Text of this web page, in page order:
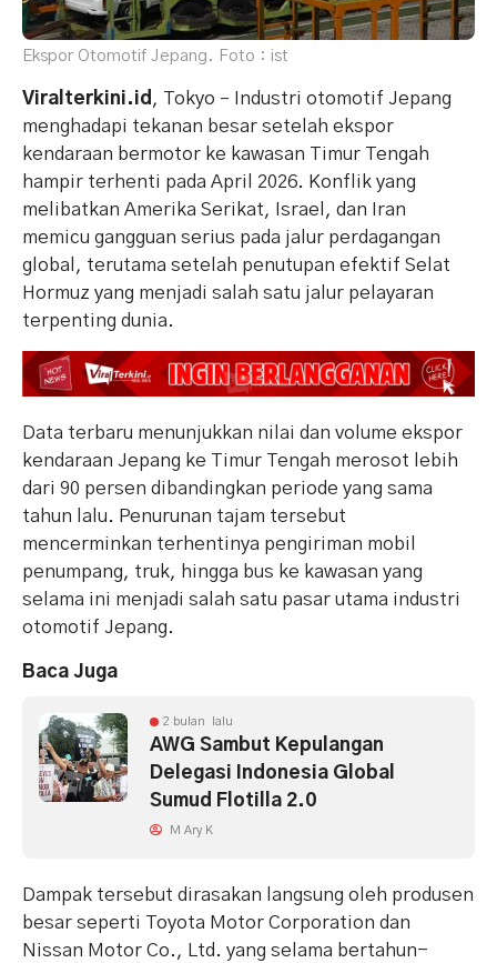
Ekspor Otomotif Jepang. Foto : ist
Viralterkini.id , Tokyo – Industri otomotif Jepang
menghadapi tekanan besar setelah ekspor
kendaraan bermotor ke kawasan Timur Tengah
hampir terhenti pada April 2026. Konflik yang
melibatkan Amerika Serikat, Israel, dan Iran
memicu gangguan serius pada jalur perdagangan
global, terutama setelah penutupan efektif Selat
Hormuz yang menjadi salah satu jalur pelayaran
terpenting dunia.
Data terbaru menunjukkan nilai dan volume ekspor
kendaraan Jepang ke Timur Tengah merosot lebih
dari 90 persen dibandingkan periode yang sama
tahun lalu. Penurunan tajam tersebut
mencerminkan terhentinya pengiriman mobil
penumpang, truk, hingga bus ke kawasan yang
selama ini menjadi salah satu pasar utama industri
otomotif Jepang.
Baca Juga
2 bulan lalu
AWG Sambut Kepulangan
Delegasi Indonesia Global
Sumud Flotilla 2.0
M Ary K
Dampak tersebut dirasakan langsung oleh produsen
besar seperti Toyota Motor Corporation dan
Nissan Motor Co., Ltd. yang selama bertahun-